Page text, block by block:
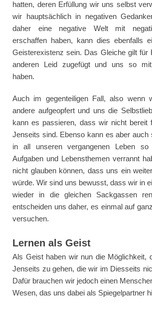
hatten, deren Erfüllung wir uns selbst
wir hauptsächlich in negativen
daher eine negative Welt mit
erschaffen haben, kann dies ebenfalls
Geisterexistenz sein. Das Gleiche gilt für
anderen Leid zugefügt und uns so
haben.
Auch im gegenteiligen Fall, also wenn
andere aufgeopfert und uns die
kann es passieren, dass wir nicht bereit
Jenseits sind. Ebenso kann es aber auch
in all unseren vergangenen Leben
Aufgaben und Lebensthemen verrannt
nicht glauben können, dass uns ein
würde. Wir sind uns bewusst, dass wir in
wieder in die gleichen Sackgassen
entscheiden uns daher, es einmal auf
versuchen.
Lernen als Geist
Als Geist haben wir nun die Möglichkeit,
Jenseits zu gehen, die wir im Diesseits
Dafür brauchen wir jedoch einen
Wesen, das uns dabei als Spiegelpartner